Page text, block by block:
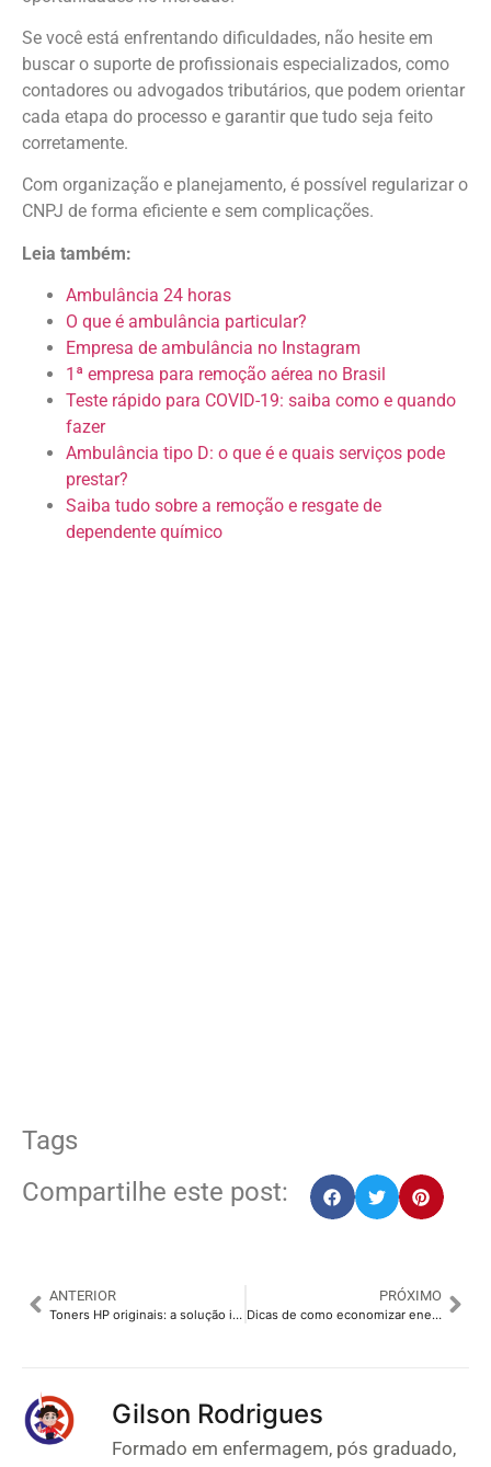
Se você está enfrentando dificuldades, não hesite em
buscar o suporte de profissionais especializados, como
contadores ou advogados tributários, que podem orientar
cada etapa do processo e garantir que tudo seja feito
corretamente.
Com organização e planejamento, é possível regularizar o
CNPJ de forma eficiente e sem complicações.
Leia também:
Ambulância 24 horas
O que é ambulância particular?
Empresa de ambulância no Instagram
1ª empresa para remoção aérea no Brasil
Teste rápido para COVID-19: saiba como e quando
fazer
Ambulância tipo D: o que é e quais serviços pode
prestar?
Saiba tudo sobre a remoção e resgate de
dependente químico
Tags
Compartilhe este post:
ANTERIOR
Toners HP originais: a solução ideal para impressões de alta performance
PRÓXIMO
Dicas de como economizar energia em casa e reduzir sua conta de luz
Gilson Rodrigues
Formado em enfermagem, pós graduado,